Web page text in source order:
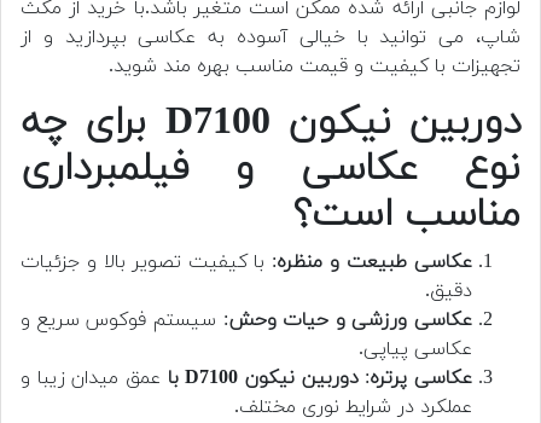
لوازم جانبی ارائه شده ممکن است متغیر باشد.با خرید از مکث
شاپ، می توانید با خیالی آسوده به عکاسی بپردازید و از
تجهیزات با کیفیت و قیمت مناسب بهره مند شوید.
دوربین نیکون D7100 برای چه
نوع عکاسی و فیلمبرداری
مناسب است؟
عکاسی طبیعت و منظره: با کیفیت تصویر بالا و جزئیات
دقیق.
عکاسی ورزشی و حیات وحش: سیستم فوکوس سریع و
عکاسی پیاپی.
عکاسی پرتره:دوربین نیکون D7100 با
عمق میدان زیبا و
عملکرد در شرایط نوری مختلف.